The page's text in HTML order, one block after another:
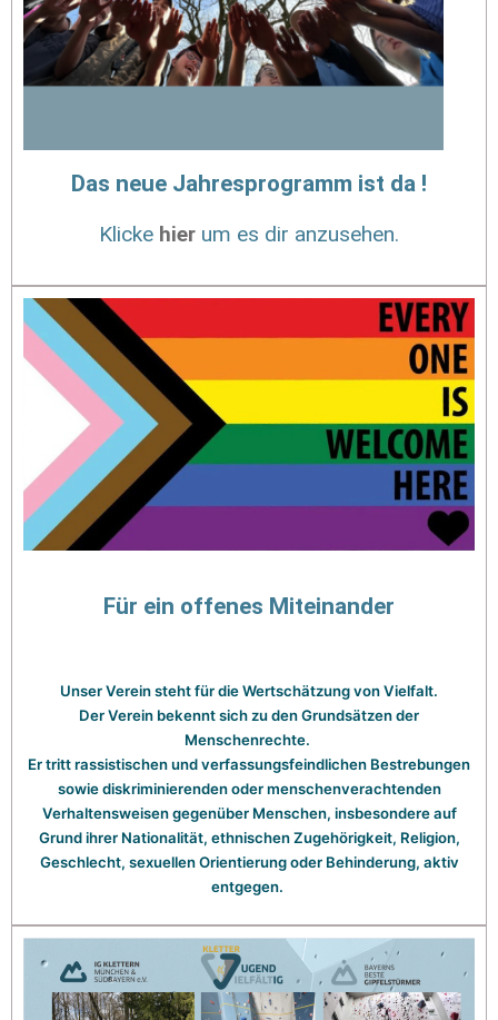
Das neue Jahresprogramm ist da !
Klicke hier um es dir anzusehen.
Für ein offenes Miteinander
Unser Verein steht für die Wertschätzung von Vielfalt.
Der Verein bekennt sich zu den Grundsätzen der
Menschenrechte.
Er tritt rassistischen und verfassungsfeindlichen Bestrebungen
sowie diskriminierenden oder menschenverachtenden
Verhaltensweisen gegenüber Menschen, insbesondere auf
Grund ihrer Nationalität, ethnischen Zugehörigkeit, Religion,
Geschlecht, sexuellen Orientierung oder Behinderung, aktiv
entgegen.